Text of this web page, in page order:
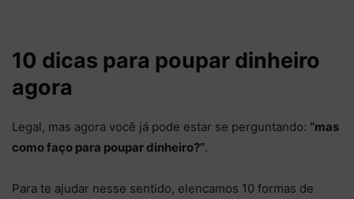
10 dicas para poupar dinheiro
agora
Legal, mas agora você já pode estar se perguntando: “mas
como faço para poupar dinheiro?”.
Para te ajudar nesse sentido, elencamos 10 formas de